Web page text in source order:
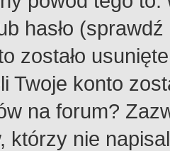
hasło
zostało
Twoje konto
na forum?
którzy nie